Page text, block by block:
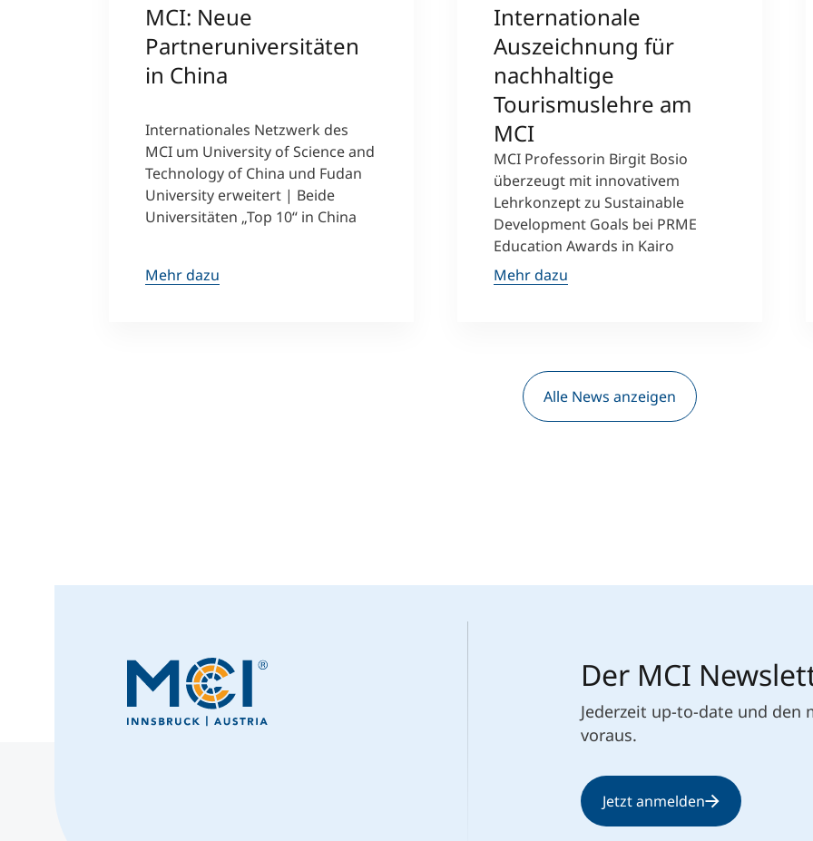
MCI: Neue
Partneruniversitäten
in China
Internationales Netzwerk des
MCI um University of Science and
Technology of China und Fudan
University erweitert | Beide
Universitäten „Top 10“ in China
Mehr dazu
Internationale
Auszeichnung für
nachhaltige
Tourismuslehre am
MCI
MCI Professorin Birgit Bosio
überzeugt mit innovativem
Lehrkonzept zu Sustainable
Development Goals bei PRME
Education Awards in Kairo
Mehr dazu
Alle News anzeigen
Der MCI
Jederzeit up-to-date und den
voraus.
Jetzt anmelden